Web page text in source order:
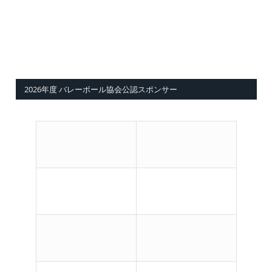
2026年度 バレーボール協会公認スポンサー